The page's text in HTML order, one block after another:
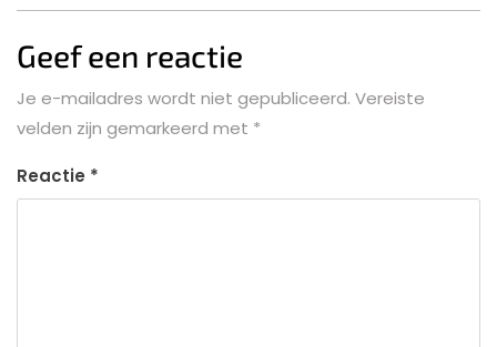
Geef een reactie
Je e-mailadres wordt niet gepubliceerd. Vereiste
velden zijn gemarkeerd met *
Reactie *